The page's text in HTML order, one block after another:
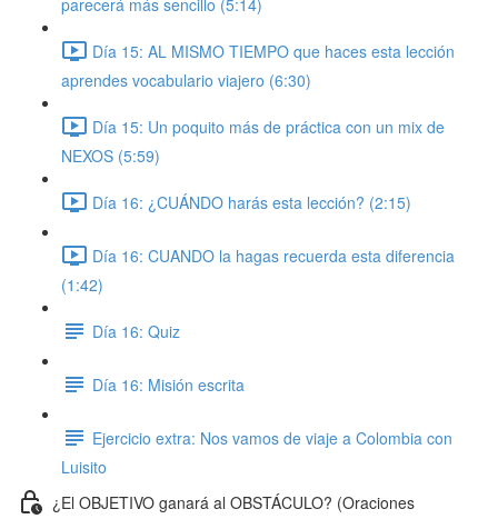
parecerá más sencillo (5:14)
Día 15: AL MISMO TIEMPO que haces esta lección
aprendes vocabulario viajero (6:30)
Día 15: Un poquito más de práctica con un mix de
NEXOS (5:59)
Día 16: ¿CUÁNDO harás esta lección? (2:15)
Día 16: CUANDO la hagas recuerda esta diferencia
(1:42)
Día 16: Quiz
Día 16: Misión escrita
Ejercicio extra: Nos vamos de viaje a Colombia con
Luisito
¿El OBJETIVO ganará al OBSTÁCULO? (Oraciones